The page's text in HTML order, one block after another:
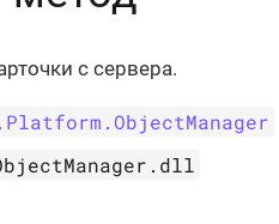
с сервера.